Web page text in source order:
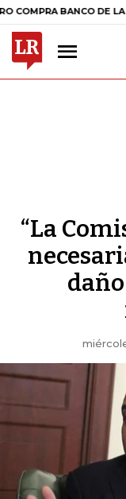
BANCO DE LA
“La